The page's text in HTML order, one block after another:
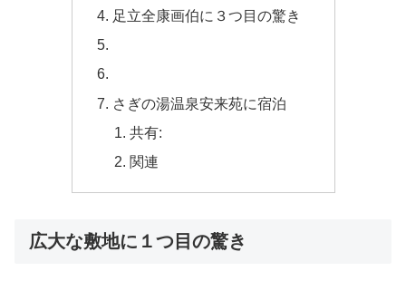
足立全康画伯に３つ目の驚き
さぎの湯温泉安来苑に宿泊
共有:
関連
広大な敷地に１つ目の驚き